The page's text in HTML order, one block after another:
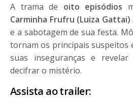
A trama de oito episódios
Carminha Frufru (Luiza Gattai)
e a sabotagem de sua festa.
tornam os principais suspeitos
suas inseguranças e
decifrar o mistério.
Assista ao trailer: